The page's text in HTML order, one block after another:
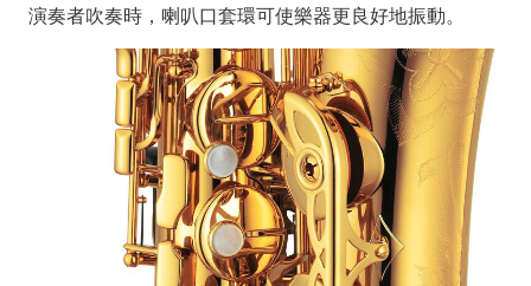
演奏者吹奏時，喇叭口套環可使樂器更良好地振動。